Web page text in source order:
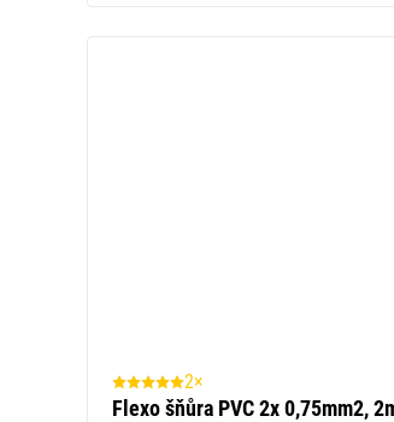
2×
Flexo šňůra PVC 2x 0,75mm2,